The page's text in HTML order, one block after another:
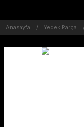
Anasayfa Yedek Parça